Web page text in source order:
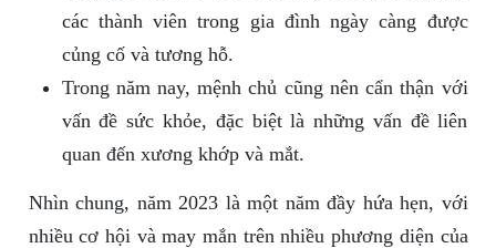
các thành viên trong gia đình ngày càng được
củng cố và tương hỗ.
Trong năm nay, mệnh chủ cũng nên cẩn thận với
vấn đề sức khỏe, đặc biệt là những vấn đề liên
quan đến xương khớp và mắt.
Nhìn chung, năm 2023 là một năm đầy hứa hẹn, với
nhiều cơ hội và may mắn trên nhiều phương diện của